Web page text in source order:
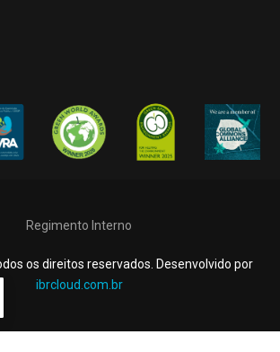
Regimento Interno
os direitos reservados. Desenvolvido por
ibrcloud.com.br